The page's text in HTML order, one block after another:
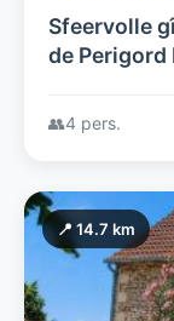
Sfeervolle
de Perigord
👥4 pers.
📍 14.7 km